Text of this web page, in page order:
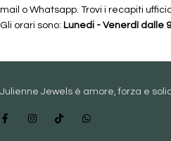
mail o Whatsapp. Trovi i recapiti
Gli orari sono: Lunedi - Venerdì dalle
Julienne Jewels è amore, forza e